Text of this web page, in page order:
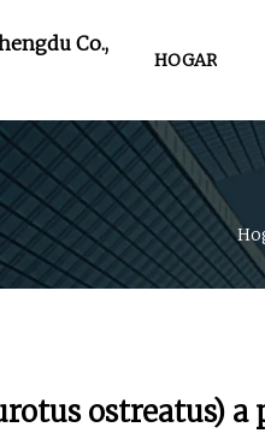
Co.,
HOGAR
ostreatus)